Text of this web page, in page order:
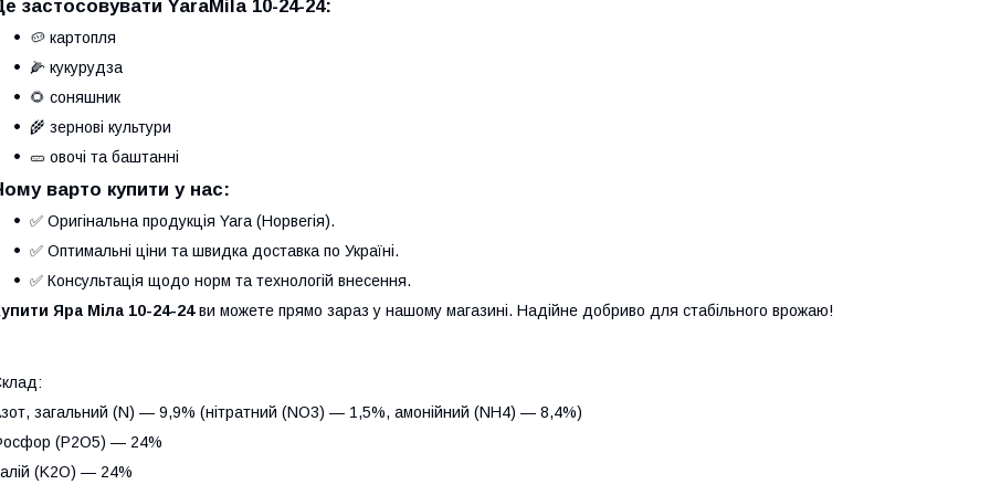
застосовувати YaraMila 10-24-24:
🥔 картопля
🌽 кукурудза
🌻 соняшник
🌾 зернові культури
🥒 овочі та баштанні
варто купити у нас:
✅ Оригінальна продукція Yara (Норвегія).
✅ Оптимальні ціни та швидка доставка по Україні.
✅ Консультація щодо норм та технологій внесення.
Яра Міла 10-24-24ви можете прямо зараз у нашому магазині. Надійне добриво для стабільного врожаю!
загальний (N) — 9,9% (нітратний (NO3) — 1,5%, амонійний (NH4) — 8,4%)
(P2O5) — 24%
(K2O) — 24%